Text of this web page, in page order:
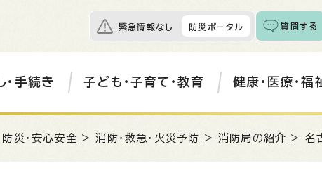
緊急情報なし 防災ポータル 質問する
・手続き 子ども・子育て・教育 健康・医療・福
防災・安心安全>消防・救急・火災予防 >消防局の紹介 > 名